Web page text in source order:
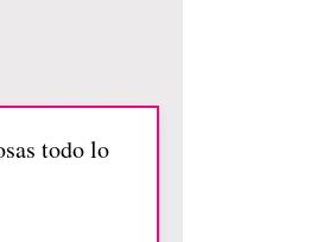
todo lo